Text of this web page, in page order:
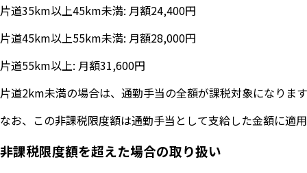
片道35km以上45km未満: 月額24,400円
片道45km以上55km未満: 月額28,000円
片道55km以上: 月額31,600円
片道2km未満の場合は、通勤手当の全額が課税対象になりま
なお、この非課税限度額は通勤手当として支給した金額に適
非課税限度額を超えた場合の取り扱い